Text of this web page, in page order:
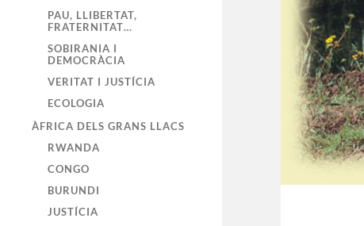
PAU, LLIBERTAT,
FRATERNITAT…
SOBIRANIA I
DEMOCRÀCIA
VERITAT I JUSTÍCIA
ECOLOGIA
ÀFRICA DELS GRANS LLACS
RWANDA
CONGO
BURUNDI
JUSTÍCIA